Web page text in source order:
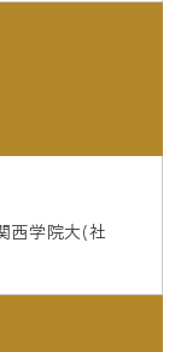
西学院大(社